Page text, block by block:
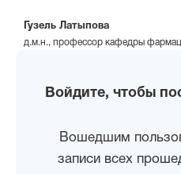
Гузель Латыпова
д.м.н., профессор кафедры
Войдите, чтобы
Вошедшим
записи всех